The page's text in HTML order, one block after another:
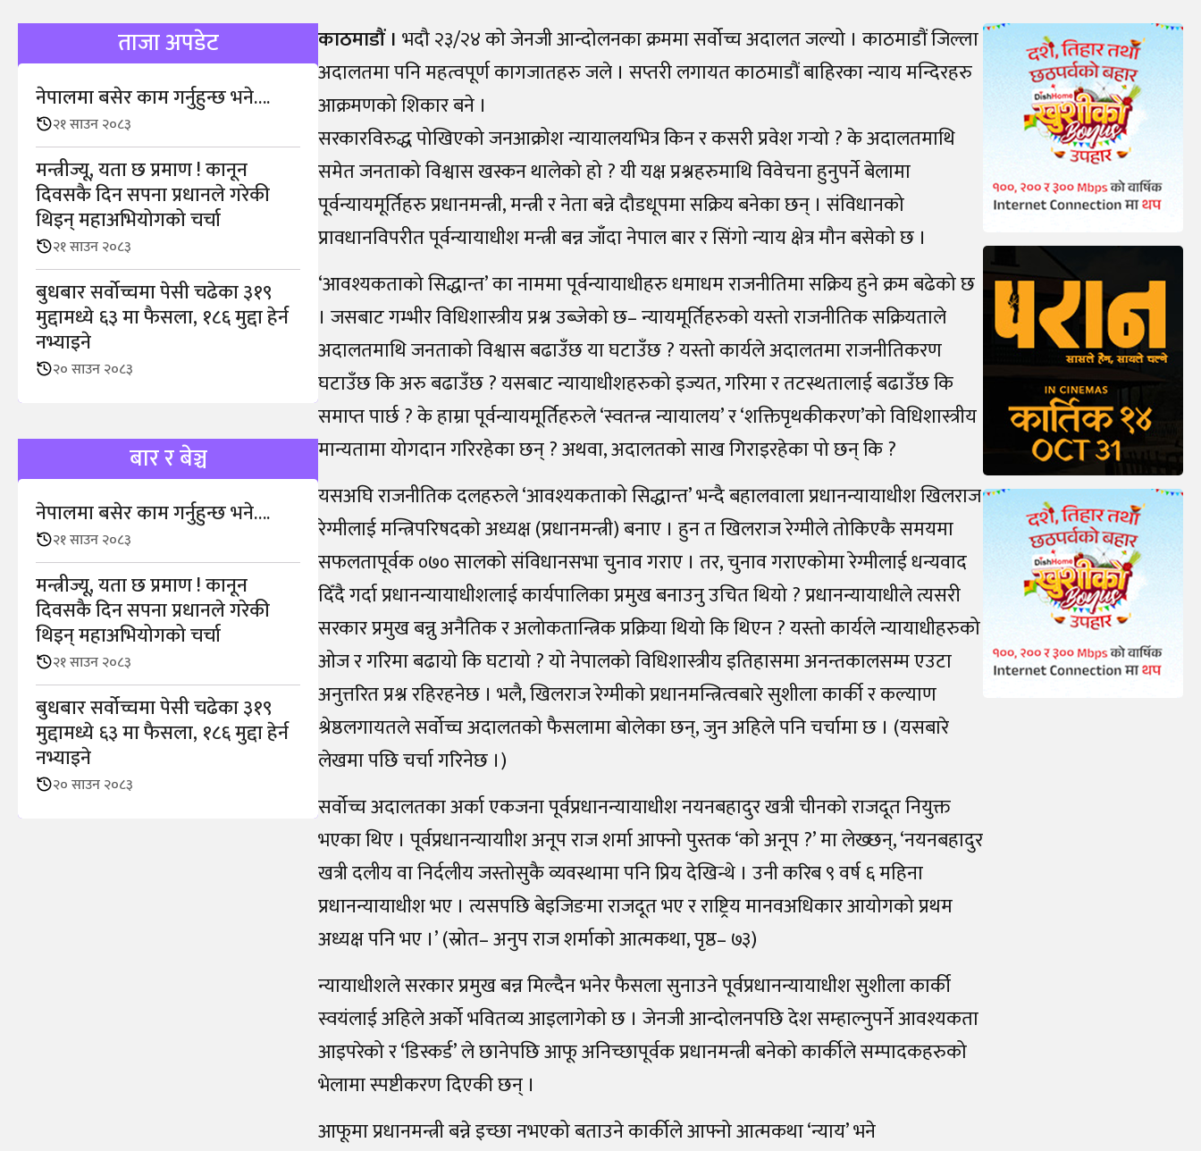
ताजा अपडेट
नेपालमा बसेर काम गर्नुहुन्छ भने….
२१ साउन २०८३
मन्त्रीज्यू, यता छ प्रमाण ! कानून
दिवसकै दिन सपना प्रधानले गरेकी
थिइन् महाअभियोगको चर्चा
२१ साउन २०८३
बुधबार सर्वोच्चमा पेसी चढेका ३१९
मुद्दामध्ये ६३ मा फैसला, १८६ मुद्दा हेर्न
नभ्याइने
२० साउन २०८३
बार र बेञ्च
नेपालमा बसेर काम गर्नुहुन्छ भने….
२१ साउन २०८३
मन्त्रीज्यू, यता छ प्रमाण ! कानून
दिवसकै दिन सपना प्रधानले गरेकी
थिइन् महाअभियोगको चर्चा
२१ साउन २०८३
बुधबार सर्वोच्चमा पेसी चढेका ३१९
मुद्दामध्ये ६३ मा फैसला, १८६ मुद्दा हेर्न
नभ्याइने
२० साउन २०८३
काठमाडौं । भदौ २३/२४ को जेनजी आन्दोलनका क्रममा सर्वोच्च अदालत जल्यो । काठमाडौं जिल्ला
अदालतमा पनि महत्वपूर्ण कागजातहरु जले । सप्तरी लगायत काठमाडौं बाहिरका न्याय मन्दिरहरु
आक्रमणको शिकार बने ।
सरकारविरुद्ध पोखिएको जनआक्रोश न्यायालयभित्र किन र कसरी प्रवेश गर्‍यो ? के अदालतमाथि
समेत जनताको विश्वास खस्कन थालेको हो ? यी यक्ष प्रश्नहरुमाथि विवेचना हुनुपर्ने बेलामा
पूर्वन्यायमूर्तिहरु प्रधानमन्त्री, मन्त्री र नेता बन्ने दौडधूपमा सक्रिय बनेका छन् । संविधानको
प्रावधानविपरीत पूर्वन्यायाधीश मन्त्री बन्न जाँदा नेपाल बार र सिंगो न्याय क्षेत्र मौन बसेको छ ।
‘आवश्यकताको सिद्धान्त’ का नाममा पूर्वन्यायाधीहरु धमाधम राजनीतिमा सक्रिय हुने क्रम बढेको छ
। जसबाट गम्भीर विधिशास्त्रीय प्रश्न उब्जेको छ– न्यायमूर्तिहरुको यस्तो राजनीतिक सक्रियताले
अदालतमाथि जनताको विश्वास बढाउँछ या घटाउँछ ? यस्तो कार्यले अदालतमा राजनीतिकरण
घटाउँछ कि अरु बढाउँछ ? यसबाट न्यायाधीशहरुको इज्यत, गरिमा र तटस्थतालाई बढाउँछ कि
समाप्त पार्छ ? के हाम्रा पूर्वन्यायमूर्तिहरुले ‘स्वतन्त्र न्यायालय’ र ‘शक्तिपृथकीकरण’को विधिशास्त्रीय
मान्यतामा योगदान गरिरहेका छन् ? अथवा, अदालतको साख गिराइरहेका पो छन् कि ?
यसअघि राजनीतिक दलहरुले ‘आवश्यकताको सिद्धान्त’ भन्दै बहालवाला प्रधानन्यायाधीश खिलराज
रेग्मीलाई मन्त्रिपरिषदको अध्यक्ष (प्रधानमन्त्री) बनाए । हुन त खिलराज रेग्मीले तोकिएकै समयमा
सफलतापूर्वक ०७० सालको संविधानसभा चुनाव गराए । तर, चुनाव गराएकोमा रेग्मीलाई धन्यवाद
दिँदै गर्दा प्रधानन्यायाधीशलाई कार्यपालिका प्रमुख बनाउनु उचित थियो ? प्रधानन्यायाधीले त्यसरी
सरकार प्रमुख बन्नु अनैतिक र अलोकतान्त्रिक प्रक्रिया थियो कि थिएन ? यस्तो कार्यले न्यायाधीहरुको
ओज र गरिमा बढायो कि घटायो ? यो नेपालको विधिशास्त्रीय इतिहासमा अनन्तकालसम्म एउटा
अनुत्तरित प्रश्न रहिरहनेछ । भलै, खिलराज रेग्मीको प्रधानमन्त्रित्वबारे सुशीला कार्की र कल्याण
श्रेष्ठलगायतले सर्वोच्च अदालतको फैसलामा बोलेका छन्, जुन अहिले पनि चर्चामा छ । (यसबारे
लेखमा पछि चर्चा गरिनेछ ।)
सर्वोच्च अदालतका अर्का एकजना पूर्वप्रधानन्यायाधीश नयनबहादुर खत्री चीनको राजदूत नियुक्त
भएका थिए । पूर्वप्रधानन्यायाीश अनूप राज शर्मा आफ्नो पुस्तक ‘को अनूप ?’ मा लेख्छन्, ‘नयनबहादुर
खत्री दलीय वा निर्दलीय जस्तोसुकै व्यवस्थामा पनि प्रिय देखिन्थे । उनी करिब ९ वर्ष ६ महिना
प्रधानन्यायाधीश भए । त्यसपछि बेइजिङमा राजदूत भए र राष्ट्रिय मानवअधिकार आयोगको प्रथम
अध्यक्ष पनि भए ।’ (स्रोत– अनुप राज शर्माको आत्मकथा, पृष्ठ– ७३)
न्यायाधीशले सरकार प्रमुख बन्न मिल्दैन भनेर फैसला सुनाउने पूर्वप्रधानन्यायाधीश सुशीला कार्की
स्वयंलाई अहिले अर्को भवितव्य आइलागेको छ । जेनजी आन्दोलनपछि देश सम्हाल्नुपर्ने आवश्यकता
आइपरेको र ‘डिस्कर्ड’ ले छानेपछि आफू अनिच्छापूर्वक प्रधानमन्त्री बनेको कार्कीले सम्पादकहरुको
भेलामा स्पष्टीकरण दिएकी छन् ।
आफूमा प्रधानमन्त्री बन्ने इच्छा नभएको बताउने कार्कीले आफ्नो आत्मकथा ‘न्याय’ भने